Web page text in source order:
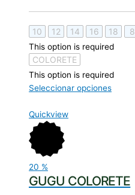
10 12 14 16 18 8
This option is required
COLORETE
This option is required
Seleccionar opciones
Quickview
20 %
GUGU COLORETE